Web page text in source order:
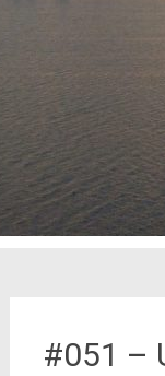
#051 –